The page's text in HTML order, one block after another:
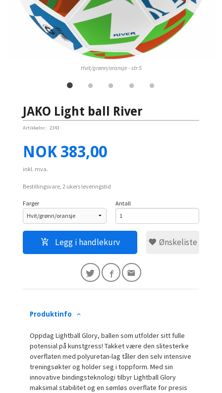
Hvit/grønn/oransje - str 5
JAKO Light ball River
Artikkelnr.: 2343
Pris
NOK 383,00
inkl. mva.
Bestillingsvare, 2 ukers leveringstid
Farger Antall
Legg i handlekurv Ønskeliste
Produktinfo
Oppdag Lightball Glory, ballen som utfolder sitt fulle
potensial på kunstgress! Takket være den slitesterke
overflaten med polyuretan-lag tåler den selv intensive
treningsøkter og holder seg i toppform. Med sin
innovative bindingsteknologi tilbyr Lightball Glory
maksimal stabilitet og en sømløs overflate for presis